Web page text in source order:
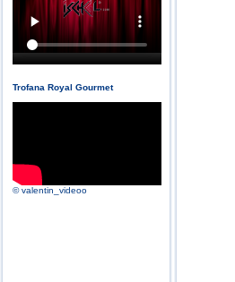
Trofana Royal Gourmet
© valentin_videoo